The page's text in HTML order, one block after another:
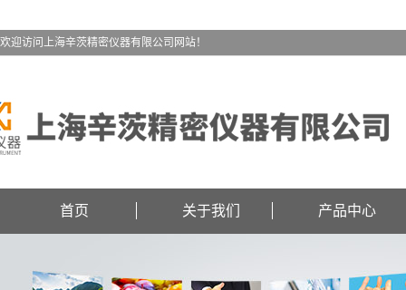
欢迎访问上海辛茨精密仪器有限公司网站！
首页 关于我们 产品中心